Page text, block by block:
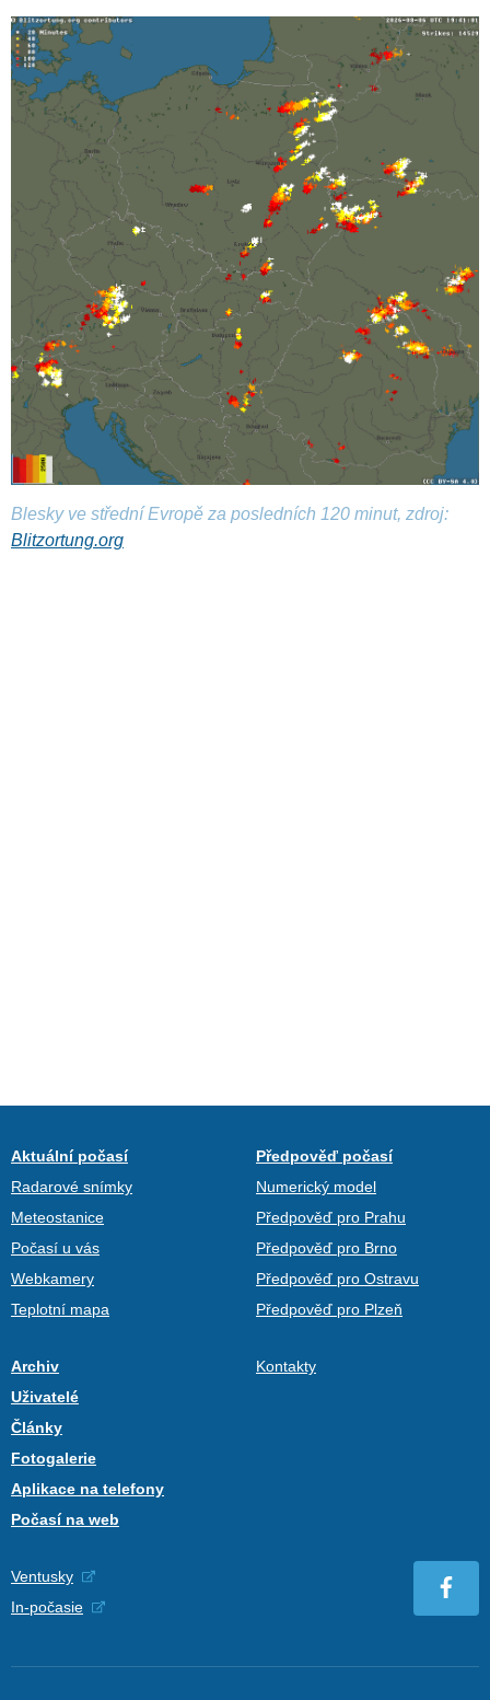
Blesky ve střední Evropě za posledních 120 minut, zdroj:
Blitzortung.org
Aktuální počasí
Radarové snímky
Meteostanice
Počasí u vás
Webkamery
Teplotní mapa
Předpověď počasí
Numerický model
Předpověď pro Prahu
Předpověď pro Brno
Předpověď pro Ostravu
Předpověď pro Plzeň
Archiv
Uživatelé
Články
Fotogalerie
Aplikace na telefony
Počasí na web
Kontakty
Ventusky
In-počasie